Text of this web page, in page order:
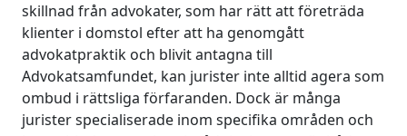
skillnad från advokater, som har rätt att företräda
klienter i domstol efter att ha genomgått
advokatpraktik och blivit antagna till
Advokatsamfundet, kan jurister inte alltid agera som
ombud i rättsliga förfaranden. Dock är många
jurister specialiserade inom specifika områden och